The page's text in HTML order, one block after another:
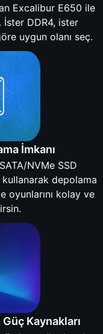
Excalibur E650 ile
İster DDR4, ister
uygun olanı seç.
İmkanı
NVMe SSD
kullanarak depolama
oyunlarını kolay ve
Kaynakları